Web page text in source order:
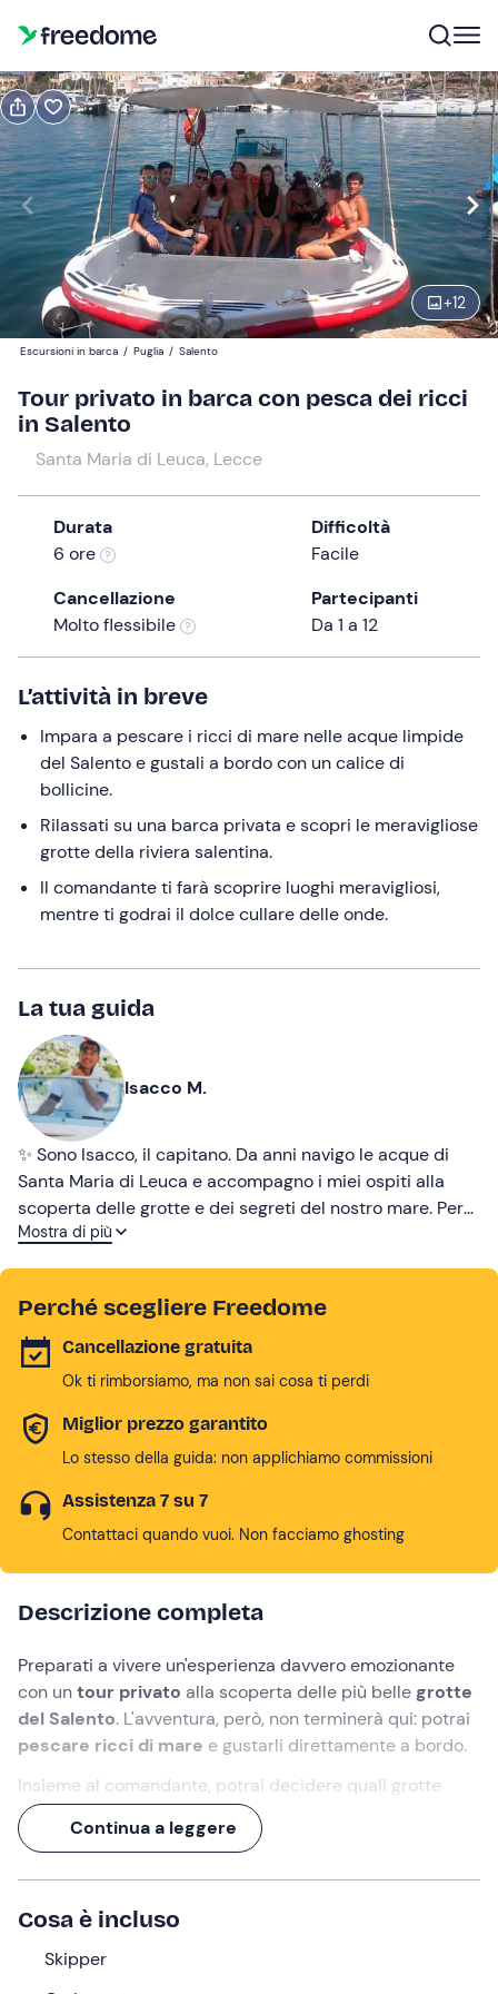
+12
Prenota Regala
Navigate
forward
to
interact
with
the
and
select
date.
Press
question
get
the
keyboard
shortcuts
changing
dates.
Modifica
13:00 Modifica
Partecipanti
700 €
1
Escursioni in barca / Puglia / Salento
Tour privato in barca con pesca dei ricci
in Salento
Santa Maria di Leuca, Lecce
Durata
6 ore
Difficoltà
Facile
Cancellazione
Molto flessibile
Partecipanti
Da 1 a 12
L’attività in breve
Impara a pescare i ricci di mare nelle acque limpide
del Salento e gustali a bordo con un calice di
bollicine.
Rilassati su una barca privata e scopri le meravigliose
grotte della riviera salentina.
Il comandante ti farà scoprire luoghi meravigliosi,
mentre ti godrai il dolce cullare delle onde.
La tua guida
Isacco M.
✨ Sono Isacco, il capitano. Da anni navigo le acque di
Santa Maria di Leuca e accompagno i miei ospiti alla
scoperta delle grotte e dei segreti del nostro mare. Per
me ogni escursione non è solo una gita, ma
territorio. Salite a bordo, vi porto dove il mare incontra la
leggenda. 🌊⚓
Mostra di più
Perché scegliere Freedome
Cancellazione gratuita
Ok ti rimborsiamo, ma non sai cosa ti perdi
Miglior prezzo garantito
Lo stesso della guida: non applichiamo commissioni
Assistenza 7 su 7
Contattaci quando vuoi. Non facciamo ghosting
Descrizione completa
Preparati a vivere un'esperienza davvero emozionante
con untour privato alla scoperta delle più belle grotte
del Salento. L'avventura, però, non terminerà qui: potrai
pescare ricci di mare e gustarli direttamente a bordo.
Insieme al comandante, potrai decidere quali grotte
visitare e dove fermarvi per un bel tuffo nelle acque
limpide e trasparenti della costa adriatica
Un'esperienza rilassante ma che ti regalerà tante
emozioni: proverai un senso di soddisfazione incredibile
nell'assaggiare ciò che avrai pescato con le tue forze.
Continua a leggere
Cosa è incluso
Skipper